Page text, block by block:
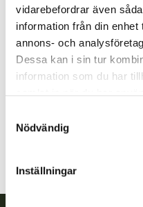
vidarebefordrar även
information från din
annons- och
Dessa kan i sin tur
information som du har
Nödvändig
Inställningar
evenemang eller
Svordomar och vulgärt
Diskussion som inte
Kommentarer
Spridning av lögner
övervakar diskussion som
Osakliga kommentarer kan
uppmärksamma på sin